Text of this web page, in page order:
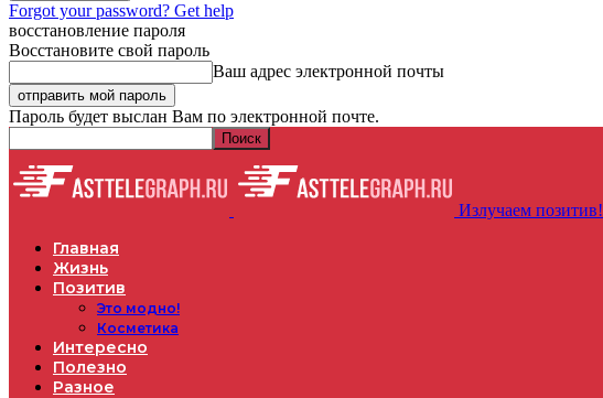
Forgot your password? Get help
восстановление пароля
Восстановите свой пароль
Ваш адрес электронной почты
Пароль будет выслан Вам по электронной почте.
Излучаем позитив!
Главная
Жизнь
Позитив
Это модно!
Косметика
Интересно
Полезно
Разное